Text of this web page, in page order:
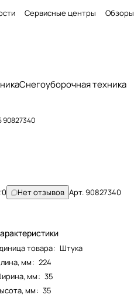
Сервисные центры Обзоры
Снегоуборочная техника
90827340
0 Нет отзывов Арт.90827340
товара: Штука
мм: 224
мм: 35
мм: 35